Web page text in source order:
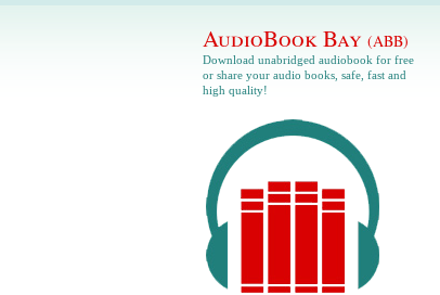
AudioBook Bay (ABB)
Download unabridged audiobook for free
or share your audio books, safe, fast and
high quality!